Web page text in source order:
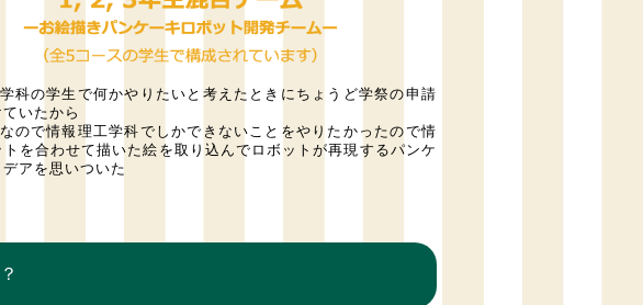
科の学生で何かやりたいと考えたときにちょうど学祭の申請
いたから
ので情報理工学科でしかできないことをやりたかったので情
を合わせて描いた絵を取り込んでロボットが再現するパンケ
アを思いついた